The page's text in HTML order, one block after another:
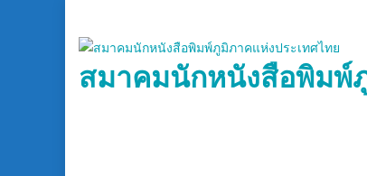
content
สมาคมนักหนังสือพิมพ์